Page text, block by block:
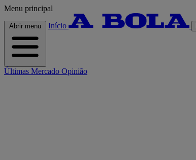
Menu principal
Abrir menu Início
Últimas Mercado Opinião